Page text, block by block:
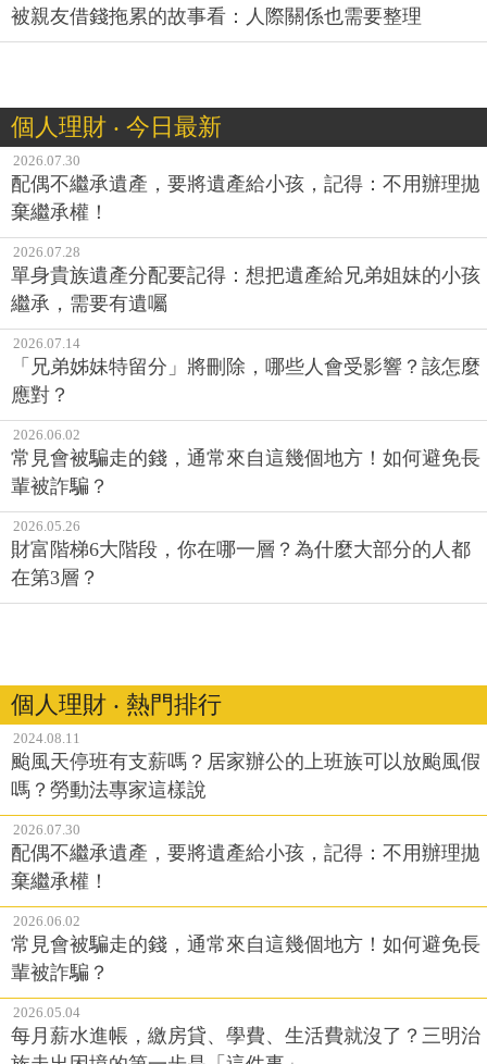
被親友借錢拖累的故事看：人際關係也需要整理
個人理財 ‧ 今日最新
2026.07.30
配偶不繼承遺產，要將遺產給小孩，記得：不用辦理拋
棄繼承權！
2026.07.28
單身貴族遺產分配要記得：想把遺產給兄弟姐妹的小孩
繼承，需要有遺囑
2026.07.14
「兄弟姊妹特留分」將刪除，哪些人會受影響？該怎麼
應對？
2026.06.02
常見會被騙走的錢，通常來自這幾個地方！如何避免長
輩被詐騙？
2026.05.26
財富階梯6大階段，你在哪一層？為什麼大部分的人都
在第3層？
個人理財 ‧ 熱門排行
2024.08.11
颱風天停班有支薪嗎？居家辦公的上班族可以放颱風假
嗎？勞動法專家這樣說
2026.07.30
配偶不繼承遺產，要將遺產給小孩，記得：不用辦理拋
棄繼承權！
2026.06.02
常見會被騙走的錢，通常來自這幾個地方！如何避免長
輩被詐騙？
2026.05.04
每月薪水進帳，繳房貸、學費、生活費就沒了？三明治